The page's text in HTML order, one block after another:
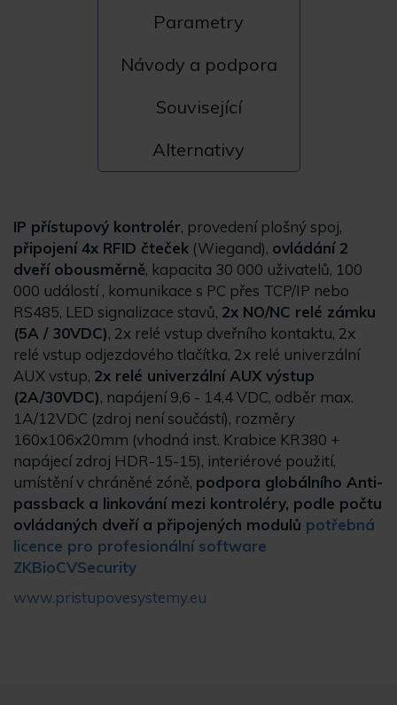
Parametry
Návody a podpora
Související
Alternativy
IP přístupový kontrolér, provedení plošný spoj,
připojení 4x RFID čteček (Wiegand), ovládání 2
dveří obousměrně, kapacita 30 000 uživatelů, 100
000 událostí , komunikace s PC přes TCP/IP nebo
RS485, LED signalizace stavů, 2x NO/NC relé zámku
(5A / 30VDC), 2x relé vstup dveřního kontaktu, 2x
relé vstup odjezdového tlačítka, 2x relé univerzální
AUX vstup, 2x relé univerzální AUX výstup
(2A/30VDC), napájení 9,6 - 14,4 VDC, odběr max.
1A/12VDC (zdroj není součástí), rozměry
160x106x20mm (vhodná inst. Krabice KR380 +
napájecí zdroj HDR-15-15), interiérové použití,
umístění v chráněné zóně, podpora globálního Anti-
passback a linkování mezi kontroléry, podle počtu
ovládaných dveří a připojených modulů potřebná
licence pro profesionální software
ZKBioCVSecurity
www.pristupovesystemy.eu